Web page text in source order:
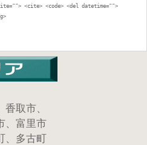
<cite> <code> <del datetime="">
取市、
、富里市
、多古町